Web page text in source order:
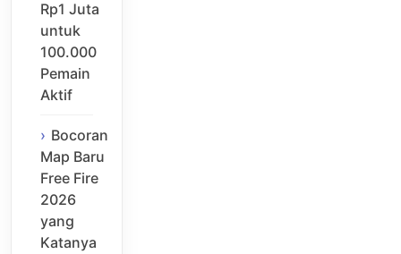
Rp1 Juta
untuk
100.000
Pemain
Aktif
Bocoran
Map Baru
Free Fire
2026
yang
Katanya